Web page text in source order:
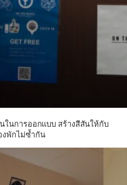
ในการออกแบบ สร้างสีสันให้กับ
งพักไม่ซ้ำกัน